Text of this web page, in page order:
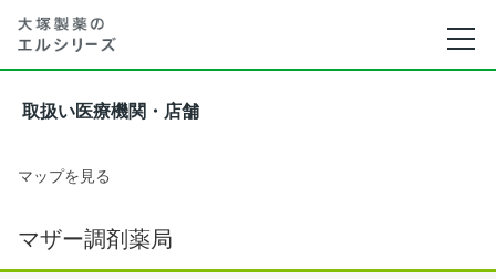
取扱い医療機関・店舗
マップを見る
マザー調剤薬局